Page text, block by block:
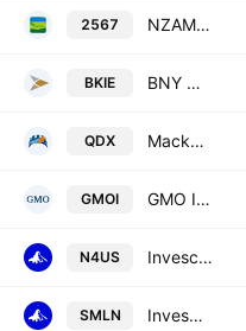
2567 NZAM ETF S&P/JPX Carbon Efficient Index ETF
BKIE BNY Mellon International Equity ETF
QDX Mackenzie International Equity Index ETF
GMOI GMO International Value ETF
N4US Invesco JPX-Nikkei 400 UCITS ETF
SMLN Invesco JPX-Nikkei 400 UCITS ETF